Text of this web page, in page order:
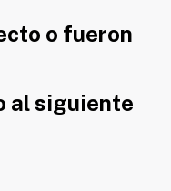
o fueron
al siguiente